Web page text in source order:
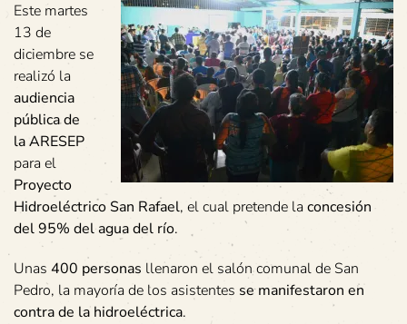
Este martes
13 de
diciembre se
realizó la
audiencia
pública de
la ARESEP
para el
Proyecto
Hidroeléctrico San Rafael, el cual pretende laconcesión
del 95% del agua del río.
Unas 400 personas llenaron el salón comunal de San
Pedro, la mayoría de los asistentes se manifestaron en
contra de la hidroeléctrica.